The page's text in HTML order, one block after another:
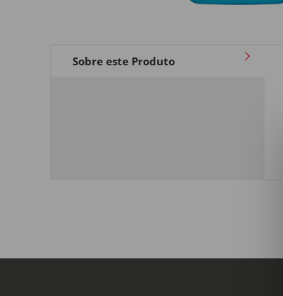
Sobre este Produto